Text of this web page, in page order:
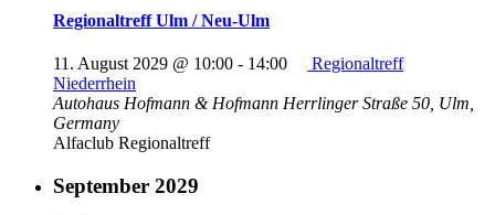
Regionaltreff Ulm / Neu-Ulm
11. August 2029 @ 10:00 - 14:00
Regionaltreff
Niederrhein
Autohaus Hofmann & Hofmann Herrlinger Straße 50, Ulm,
Germany
Alfaclub Regionaltreff
September 2029